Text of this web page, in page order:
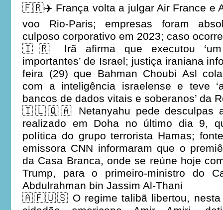
🇫🇷✈️ França volta a julgar Air France e
voo Rio-Paris; empresas foram
culposo corporativo em 2023; caso
🇮🇷 Irã afirma que executou ‘um
importantes’ de Israel; justiça iraniana
feira (29) que Bahman Choubi Asl
com a inteligência israelense e teve
bancos de dados vitais e soberanos’ da
🇮🇱🇶🇦 Netanyahu pede desculpas
realizado em Doha no último dia 9,
política do grupo terrorista Hamas;
emissora CNN informaram que o
da Casa Branca, onde se reúne hoje
Trump, para o primeiro-ministro do
Abdulrahman bin Jassim Al-Thani
🇦🇫🇺🇸 O regime talibã libertou, nesta